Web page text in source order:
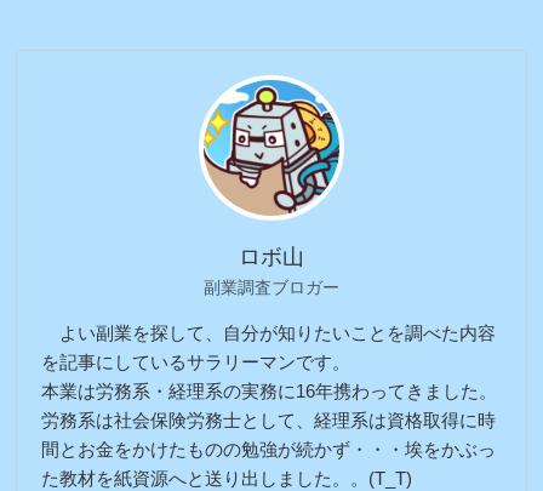
ロボ山
副業調査ブロガー
よい副業を探して、自分が知りたいことを調べた内容
を記事にしているサラリーマンです。
本業は労務系・経理系の実務に16年携わってきました。
労務系は社会保険労務士として、経理系は資格取得に時
間とお金をかけたものの勉強が続かず・・・埃をかぶっ
た教材を紙資源へと送り出しました。。(T_T)